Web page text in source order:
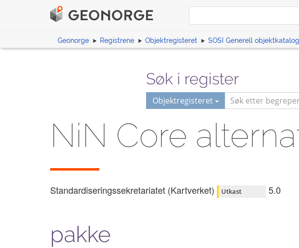
Geonorge Registrene Objektregisteret SOSI Generell objektkatalog
Søk i register
Objektregisteret
NiN Core
Standardiseringssekretariatet (Kartverket) Utkast 5.0
pakke